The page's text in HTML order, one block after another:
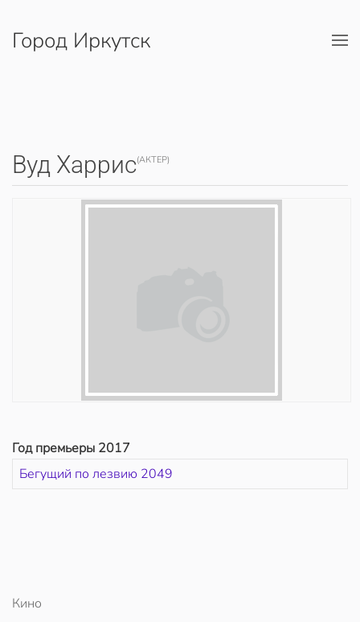
Перейти к содержимому
Город Иркутск
Вуд Харрис(АКТЕР)
Год премьеры 2017
Бегущий по лезвию 2049
Кино